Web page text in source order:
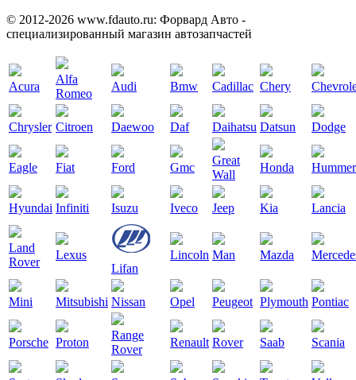
© 2012-2026 www.fdauto.ru: Форвард Авто -
специализированный магазин автозапчастей
Acura
Alfa
Romeo
Audi Bmw Cadillac Chery
Chrysler Citroen Daewoo Daf Daihatsu Datsun Dodge
Eagle Fiat Ford Gmc
Great
Wall
Honda Hummer
Hyundai Infiniti Isuzu Iveco Jeep Kia Lancia
Land
Rover
Lexus
Lifan
Lincoln Man Mazda
Mini Mitsubishi Nissan Opel Peugeot Plymouth Pontiac
Porsche Proton
Range
Rover
Renault Rover Saab Scania